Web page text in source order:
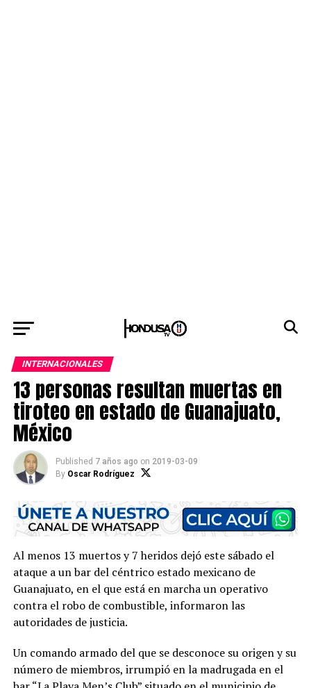
INTERNACIONALES
13 personas resultan muertas en
tiroteo en estado de Guanajuato,
México
Published 7 años ago on 2019-03-09
By Oscar Rodríguez
Al menos 13 muertos y 7 heridos dejó este sábado el
ataque a un bar del céntrico estado mexicano de
Guanajuato, en el que está en marcha un operativo
contra el robo de combustible, informaron las
autoridades de justicia.
Un comando armado del que se desconoce su origen y su
número de miembros, irrumpió en la madrugada en el